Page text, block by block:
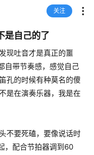
关注
是自己的了
现吐音才是真正的噩
自带节奏感，感觉自己
孔的时候有种莫名的傻
是在演奏乐器，我是在
不要死磕，要像说话时
，配合节拍器调到60